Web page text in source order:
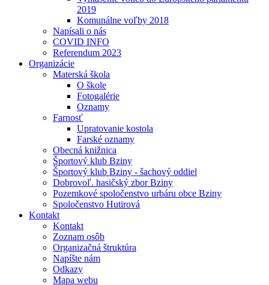
2019
Komunálne voľby 2018
Napísali o nás
COVID INFO
Referendum 2023
Organizácie
Materská škola
O škole
Fotogalérie
Oznamy
Farnosť
Upratovanie kostola
Farské oznamy
Obecná knižnica
Športový klub Bziny
Športový klub Bziny - šachový oddiel
Dobrovoľ. hasičský zbor Bziny
Pozemkové spoločenstvo urbáru obce Bziny
Spoločenstvo Hutirová
Kontakt
Kontakt
Zoznam osôb
Organizačná štruktúra
Napíšte nám
Odkazy
Mapa webu